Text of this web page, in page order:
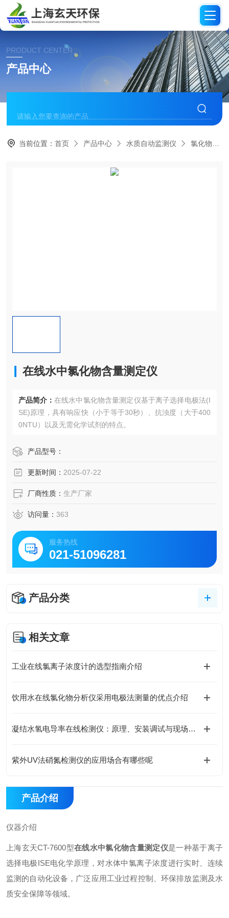
PRODUCT CENTER
产品中心
当前位置：首页 产品中心 水质自动监测仪 氯化物分析仪
在线水中氯化物含量测定仪
产品简介： 在线水中氯化物含量测定仪​​基于离子选择电极法(I
SE)​原理，具有响应快（小于等于30秒）、抗浊度（大于400
0NTU）以及无需化学试剂的特点。
产品型号：
更新时间： 2025-07-22
厂商性质： 生产厂家
访问量： 363
服务热线
021-51096281
产品分类
相关文章
工业在线氯离子浓度计的选型指南介绍
饮用水在线氯化物分析仪采用电极法测量的优点介绍
凝结水氢电导率在线检测仪：原理、安装调试与现场使用全解析
紫外UV法硝氮检测仪的应用场合有哪些呢
产品介绍
仪器介绍
上海玄天CT-7600型在线水中氯化物含量测定仪是一种基于离子
选择电极ISE电化学原理，对水体中氯离子浓度进行实时、连续
监测的自动化设备，广泛应用工业过程控制、环保排放监测及水
质安全保障等领域。